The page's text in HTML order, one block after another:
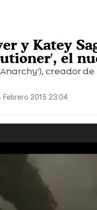
y Katey
el
Anarchy'), creador
2015 23:04